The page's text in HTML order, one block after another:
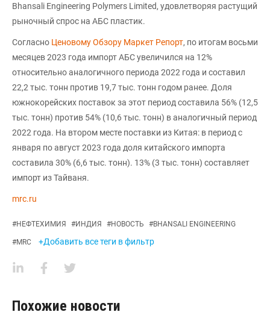
Bhansali Engineering Polymers Limited, удовлетворяя растущий
рыночный спрос на АБС пластик.
Согласно Ценовому Обзору Маркет Репорт, по итогам восьми
месяцев 2023 года импорт АБС увеличился на 12%
относительно аналогичного периода 2022 года и составил
22,2 тыс. тонн против 19,7 тыс. тонн годом ранее. Доля
южнокорейских поставок за этот период составила 56% (12,5
тыс. тонн) против 54% (10,6 тыс. тонн) в аналогичный период
2022 года. На втором месте поставки из Китая: в период с
января по август 2023 года доля китайского импорта
составила 30% (6,6 тыс. тонн). 13% (3 тыс. тонн) составляет
импорт из Тайваня.
mrc.ru
#НЕФТЕХИМИЯ #ИНДИЯ #НОВОСТЬ #BHANSALI ENGINEERING
#MRC +Добавить все теги в фильтр
Похожие новости